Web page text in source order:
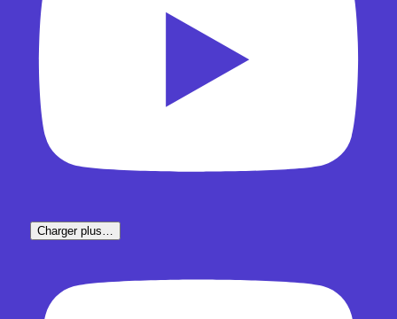
Charger plus…